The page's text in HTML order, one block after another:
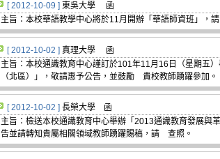
[ 2012-10-09 ] 東吳大學 函
主旨：本校華語教學中心將於11月開辦「華語師資班」，
[ 2012-10-02 ] 真理大學 函
主旨：本校通識教育中心謹訂於101年11月16日（星期五
（北區）」，敬請惠予公告，並鼓勵 貴校教師踴躍參加。
[ 2012-10-02 ] 長榮大學 函
主旨：檢送本校通識教育中心舉辦「2013通識教育發展與
告並請轉知貴屬相關領域教師踴躍賜稿，請 查照。